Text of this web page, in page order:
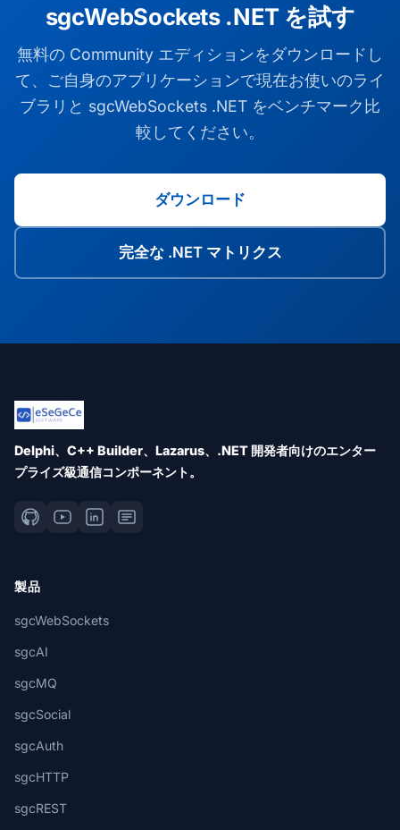
sgcWebSockets .NET を試す
無料の Community エディションをダウンロードし
て、ご自身のアプリケーションで現在お使いのライ
ブラリと sgcWebSockets .NET をベンチマーク比
較してください。
ダウンロード
完全な .NET マトリクス
Delphi、C++ Builder、Lazarus、.NET 開発者向けのエンター
プライズ級通信コンポーネント。
製品
sgcWebSockets
sgcAI
sgcMQ
sgcSocial
sgcAuth
sgcHTTP
sgcREST